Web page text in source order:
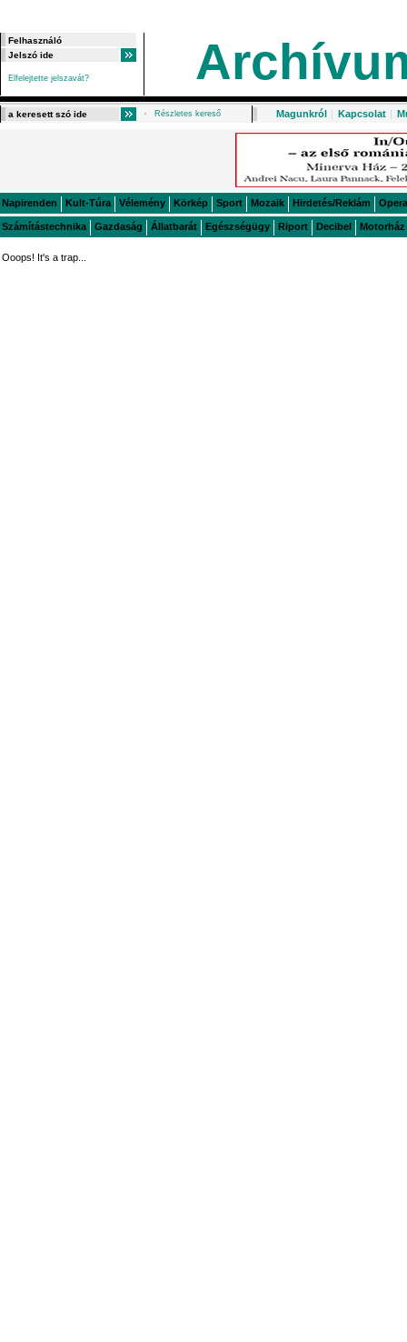
Elfelejtette jelszavát?
Részletes kereső Magunkról | Kapcsolat |
Napirenden Kult-Túra Vélemény Körkép Sport Mozaik Hirdetés/Reklám Opera
Számítástechnika Gazdaság Állatbarát Egészségügy Riport Decibel Motorház
Ooops! It's a trap...